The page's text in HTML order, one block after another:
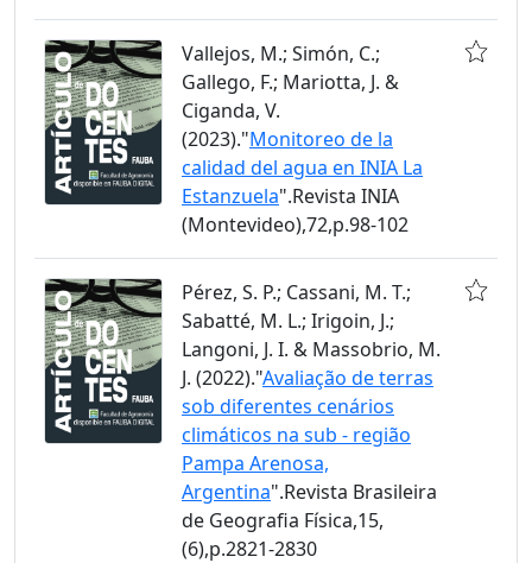
Vallejos, M.; Simón, C.;
Gallego, F.; Mariotta, J. &
Ciganda, V.
(2023)."Monitoreo de la
calidad del agua en INIA La
Estanzuela".Revista INIA
(Montevideo),72,p.98-102
Pérez, S. P.; Cassani, M. T.;
Sabatté, M. L.; Irigoin, J.;
Langoni, J. I. & Massobrio, M.
J. (2022)."Avaliação de terras
sob diferentes cenários
climáticos na sub - região
Pampa Arenosa,
Argentina".Revista Brasileira
de Geografia Física,15,
(6),p.2821-2830